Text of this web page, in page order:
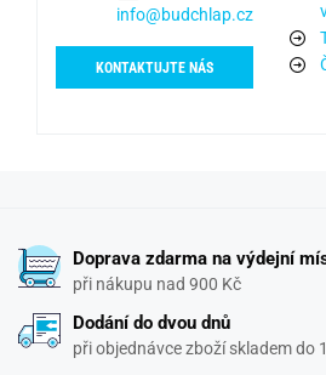
info@budchlap.cz
KONTAKTUJTE NÁS
Doprava zdarma na výdejní
při nákupu nad 900 Kč
Dodání do dvou dnů
při objednávce zboží skladem do